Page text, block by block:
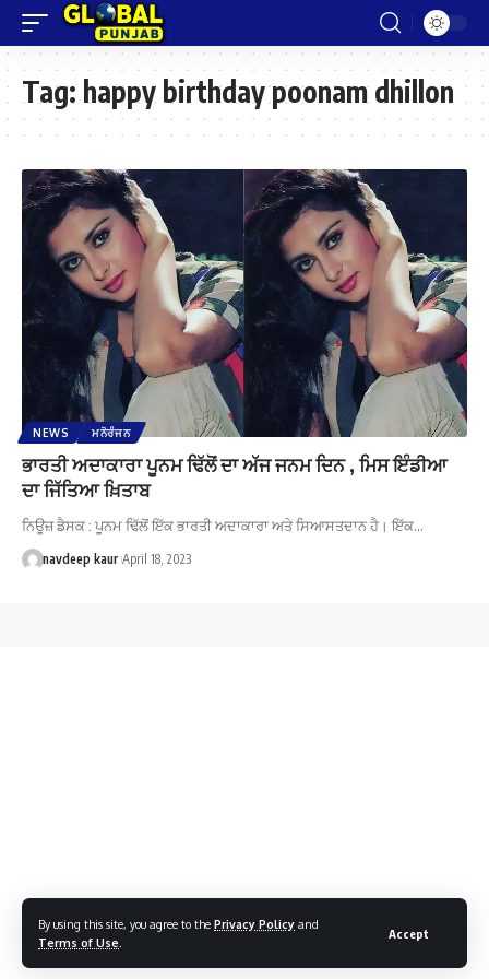
By using this site, you agree to the Privacy Policy and
Terms of Use
Accept
Tag: happy birthday poonam dhillon
NEWS ਮਨੋਰੰਜਨ
ਭਾਰਤੀ ਅਦਾਕਾਰਾ ਪੂਨਮ ਢਿੱਲੋਂ ਦਾ ਅੱਜ ਜਨਮ ਦਿਨ , ਮਿਸ ਇੰਡੀਆ
ਦਾ ਜਿੱਤਿਆ ਖ਼ਿਤਾਬ
ਨਿਊਜ਼ ਡੈਸਕ : ਪੂਨਮ ਢਿੱਲੋਂ ਇੱਕ ਭਾਰਤੀ ਅਦਾਕਾਰਾ ਅਤੇ ਸਿਆਸਤਦਾਨ ਹੈ। ਇੱਕ…
navdeep kaur April 18, 2023